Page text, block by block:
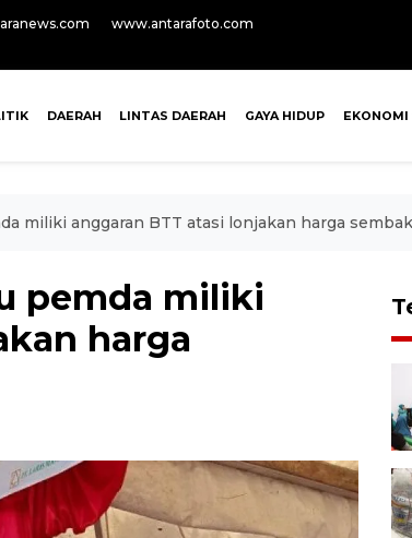
www.antarafoto.com
DAERAH LINTAS DAERAH GAYA HIDUP EKONOMI
miliki anggaran BTT atasi lonjakan harga
pemda miliki
harga